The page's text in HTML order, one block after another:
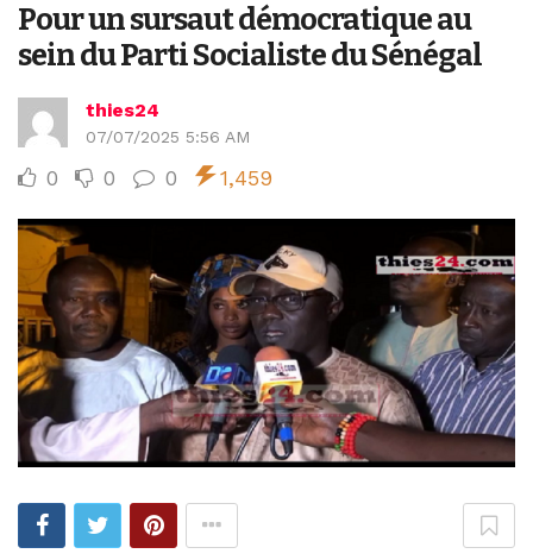
Pour un sursaut démocratique au
sein du Parti Socialiste du Sénégal
thies24
07/07/2025 5:56 AM
0 0 0 1,459